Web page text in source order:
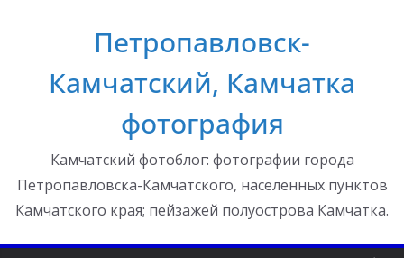
Петропавловск-
Камчатский, Камчатка
фотография
Камчатский фотоблог: фотографии города
Петропавловска-Камчатского, населенных пунктов
Камчатского края; пейзажей полуострова Камчатка.